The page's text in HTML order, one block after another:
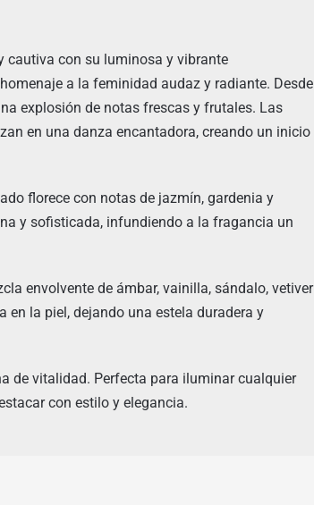
cautiva con su luminosa y vibrante
a la feminidad audaz y radiante. Desde
explosión de notas frescas y frutales. Las
en una danza encantadora, creando un inicio
florece con notas de jazmín, gardenia y
y sofisticada, infundiendo a la fragancia un
envolvente de ámbar, vainilla, sándalo, vetiver
en la piel, dejando una estela duradera y
de vitalidad. Perfecta para iluminar cualquier
con estilo y elegancia.